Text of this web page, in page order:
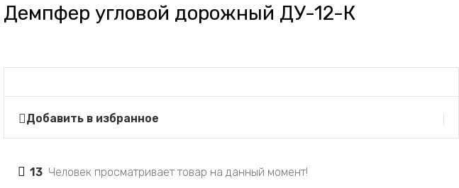
Демпфер угловой дорожный ДУ-12-К
Добавить в избранное
13 Человек просматривает товар на данный момент!